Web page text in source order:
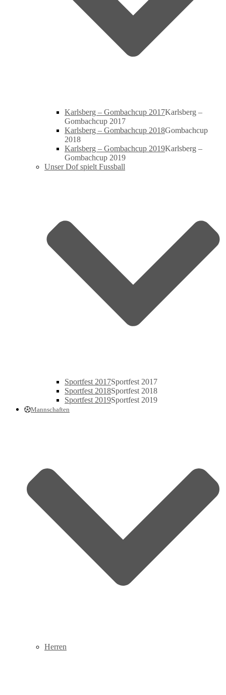
Karlsberg – Gombachcup 2017Karlsberg –
Gombachcup 2017
Karlsberg – Gombachcup 2018Gombachcup
2018
Karlsberg – Gombachcup 2019Karlsberg –
Gombachcup 2019
Unser Dof spielt Fussball
Sportfest 2017Sportfest 2017
Sportfest 2018Sportfest 2018
Sportfest 2019Sportfest 2019
Mannschaften
Herren